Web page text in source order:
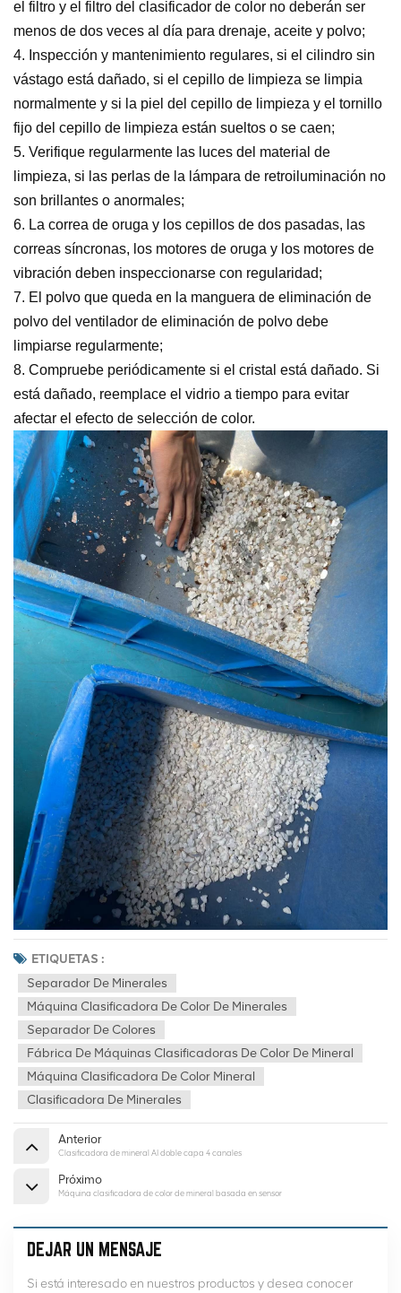
el filtro y el filtro del clasificador de color no deberán ser
menos de dos veces al día para drenaje, aceite y polvo;
4. Inspección y mantenimiento regulares, si el cilindro sin
vástago está dañado, si el cepillo de limpieza se limpia
normalmente y si la piel del cepillo de limpieza y el tornillo
fijo del cepillo de limpieza están sueltos o se caen;
5. Verifique regularmente las luces del material de
limpieza, si las perlas de la lámpara de retroiluminación no
son brillantes o anormales;
6. La correa de oruga y los cepillos de dos pasadas, las
correas síncronas, los motores de oruga y los motores de
vibración deben inspeccionarse con regularidad;
7. El polvo que queda en la manguera de eliminación de
polvo del ventilador de eliminación de polvo debe
limpiarse regularmente;
8. Compruebe periódicamente si el cristal está dañado. Si
está dañado, reemplace el vidrio a tiempo para evitar
afectar el efecto de selección de color.
ETIQUETAS :
Separador De Minerales
Máquina Clasificadora De Color De Minerales
Separador De Colores
Fábrica De Máquinas Clasificadoras De Color De Mineral
Máquina Clasificadora De Color Mineral
Clasificadora De Minerales
Anterior
Clasificadora de mineral AI doble capa 4 canales
Próximo
Máquina clasificadora de color de mineral basada en sensor
DEJAR UN MENSAJE
Si está interesado en nuestros productos y desea conocer